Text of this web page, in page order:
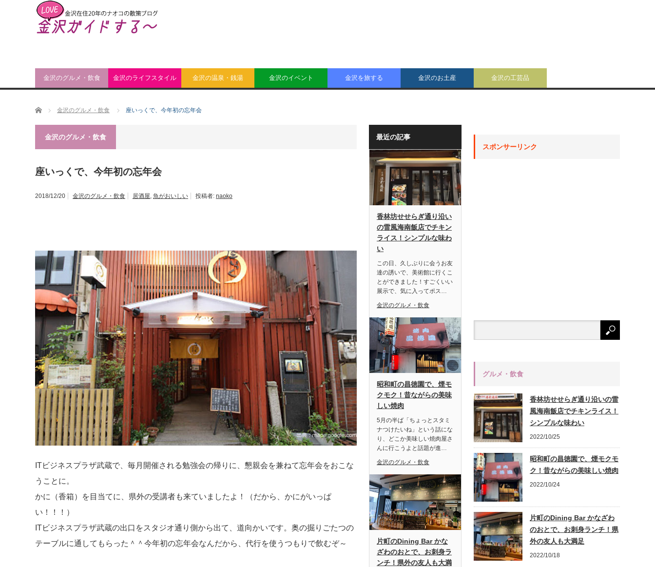
金沢のグルメ・飲食 金沢のライフスタイル 金沢の温泉・銭湯 金沢のイベント 金沢を旅する 金沢のお土産 金沢の工芸品
ホーム 金沢のグルメ・飲食 座いっくで、今年初の忘年会
金沢のグルメ・飲食
座いっくで、今年初の忘年会
2018/12/20 金沢のグルメ・飲食 居酒屋, 魚がおいしい 投稿者: naoko
ITビジネスプラザ武蔵で、毎月開催される勉強会の帰りに、懇親会を兼ねて忘年会をおこな
うことに。
かに（香箱）を目当てに、県外の受講者も来ていましたよ！（だから、かにがいっぱ
い！！！）
ITビジネスプラザ武蔵の出口をスタジオ通り側から出て、道向かいです。奥の掘りごたつの
テーブルに通してもらった＾＾今年初の忘年会なんだから、代行を使うつもりで飲むぞ～
最近の記事
香林坊せせらぎ通り沿い
の雷風海南飯店でチキン
ライス！シンプルな味わ
い
この日、久しぶりに会うお友
達の誘いで、美術館に行くこ
とができました！すごくいい
展示で、気に入ってポス…
金沢のグルメ・飲食
昭和町の昌徳園で、煙モ
クモク！昔ながらの美味
しい焼肉
5月の半ば「ちょっとスタミ
ナつけたいね」という話にな
り、どこか美味しい焼肉屋さ
んに行こうよと話題が進…
金沢のグルメ・飲食
片町のDining Bar かな
ざわのおとで、お刺身ラ
ンチ！県外の友人も大満
スポンサーリンク
グルメ・飲食
香林坊せせらぎ通り沿いの雷
風海南飯店でチキンライス！
シンプルな味わい
2022/10/25
昭和町の昌徳園で、煙モクモ
ク！昔ながらの美味しい焼肉
2022/10/24
片町のDining Bar かなざわ
のおとで、お刺身ランチ！県
外の友人も大満足
2022/10/18